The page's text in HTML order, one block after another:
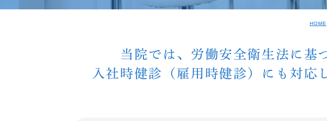
地域医療連携
HOME
当院では、労働安全衛生法に基
入社時健診（雇用時健診）にも対応